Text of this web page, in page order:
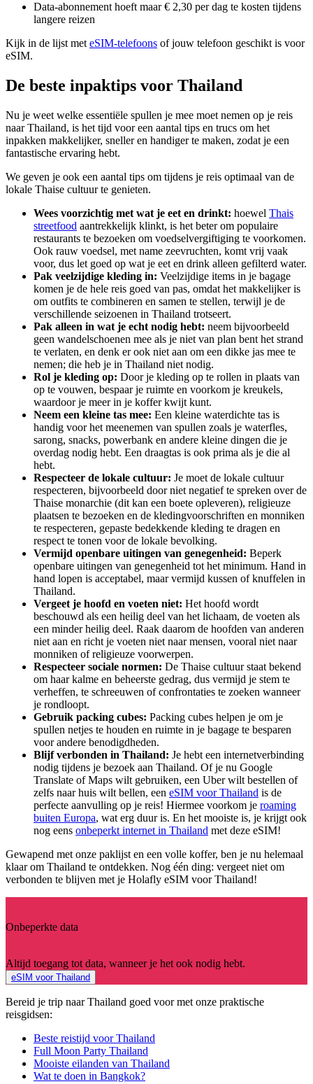
Data-abonnement hoeft maar € 2,30 per dag te kosten tijdens
langere reizen
Kijk in de lijst met eSIM-telefoons of jouw telefoon geschikt is voor
eSIM.
De beste inpaktips voor Thailand
Nu je weet welke essentiële spullen je mee moet nemen op je reis
naar Thailand, is het tijd voor een aantal tips en trucs om het
inpakken makkelijker, sneller en handiger te maken, zodat je een
fantastische ervaring hebt.
We geven je ook een aantal tips om tijdens je reis optimaal van de
lokale Thaise cultuur te genieten.
Wees voorzichtig met wat je eet en drinkt: hoewel Thais
streetfood aantrekkelijk klinkt, is het beter om populaire
restaurants te bezoeken om voedselvergiftiging te voorkomen.
Ook rauw voedsel, met name zeevruchten, komt vrij vaak
voor, dus let goed op wat je eet en drink alleen gefilterd water.
Pak veelzijdige kleding in: Veelzijdige items in je bagage
komen je de hele reis goed van pas, omdat het makkelijker is
om outfits te combineren en samen te stellen, terwijl je de
verschillende seizoenen in Thailand trotseert.
Pak alleen in wat je echt nodig hebt: neem bijvoorbeeld
geen wandelschoenen mee als je niet van plan bent het strand
te verlaten, en denk er ook niet aan om een ​​dikke jas mee te
nemen; die heb je in Thailand niet nodig.
Rol je kleding op: Door je kleding op te rollen in plaats van
op te vouwen, bespaar je ruimte en voorkom je kreukels,
waardoor je meer in je koffer kwijt kunt.
Neem een ​​kleine tas mee: Een kleine waterdichte tas is
handig voor het meenemen van spullen zoals je waterfles,
sarong, snacks, powerbank en andere kleine dingen die je
overdag nodig hebt. Een draagtas is ook prima als je die al
hebt.
Respecteer de lokale cultuur: Je moet de lokale cultuur
respecteren, bijvoorbeeld door niet negatief te spreken over de
Thaise monarchie (dit kan een boete opleveren), religieuze
plaatsen te bezoeken en de kledingvoorschriften en monniken
te respecteren, gepaste bedekkende kleding te dragen en
respect te tonen voor de lokale bevolking.
Vermijd openbare uitingen van genegenheid: Beperk
openbare uitingen van genegenheid tot het minimum. Hand in
hand lopen is acceptabel, maar vermijd kussen of knuffelen in
Thailand.
Vergeet je hoofd en voeten niet: Het hoofd wordt
beschouwd als een heilig deel van het lichaam, de voeten als
een minder heilig deel. Raak daarom de hoofden van anderen
niet aan en richt je voeten niet naar mensen, vooral niet naar
monniken of religieuze voorwerpen.
Respecteer sociale normen: De Thaise cultuur staat bekend
om haar kalme en beheerste gedrag, dus vermijd je stem te
verheffen, te schreeuwen of confrontaties te zoeken wanneer
je rondloopt.
Gebruik packing cubes: Packing cubes helpen je om je
spullen netjes te houden en ruimte in je bagage te besparen
voor andere benodigdheden.
Blijf verbonden in Thailand: Je hebt een internetverbinding
nodig tijdens je bezoek aan Thailand. Of je nu Google
Translate of Maps wilt gebruiken, een Uber wilt bestellen of
zelfs naar huis wilt bellen, een eSIM voor Thailand is de
perfecte aanvulling op je reis! Hiermee voorkom je roaming
buiten Europa, wat erg duur is. En het mooiste is, je krijgt ook
nog eens onbeperkt internet in Thailand met deze eSIM!
Gewapend met onze paklijst en een volle koffer, ben je nu helemaal
klaar om Thailand te ontdekken. Nog één ding: vergeet niet om
verbonden te blijven met je Holafly eSIM voor Thailand!
Onbeperkte data
Altijd toegang tot data, wanneer je het ook nodig hebt.
eSIM voor Thailand
Bereid je trip naar Thailand goed voor met onze praktische
reisgidsen:
Beste reistijd voor Thailand
Full Moon Party Thailand
Mooiste eilanden van Thailand
Wat te doen in Bangkok?